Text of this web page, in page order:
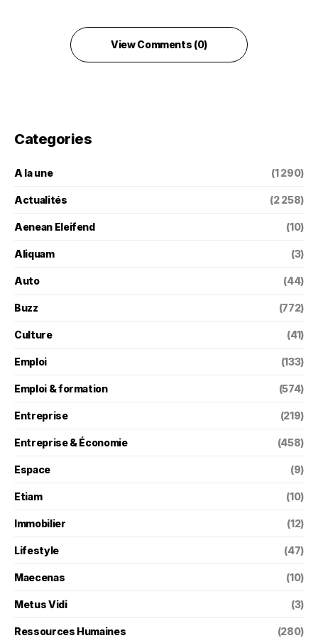
View Comments (0)
Categories
A la une (1 290)
Actualités (2 258)
Aenean Eleifend (10)
Aliquam (3)
Auto (44)
Buzz (772)
Culture (41)
Emploi (133)
Emploi & formation (574)
Entreprise (219)
Entreprise & Économie (458)
Espace (9)
Etiam (10)
Immobilier (12)
Lifestyle (47)
Maecenas (10)
Metus Vidi (3)
Ressources Humaines (280)